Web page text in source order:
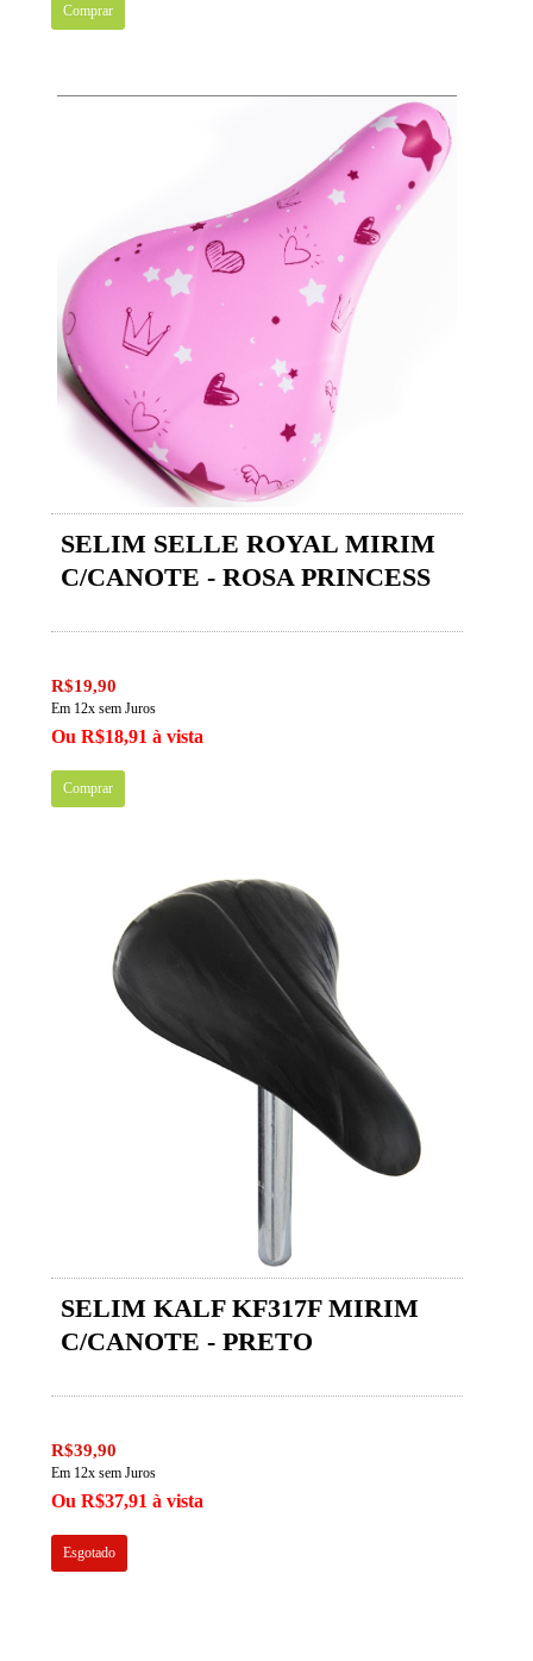
Comprar
SELIM SELLE ROYAL MIRIM
C/CANOTE - ROSA PRINCESS
R$19,90
Em 12x sem Juros
Ou R$18,91 à vista
Comprar
SELIM KALF KF317F MIRIM
C/CANOTE - PRETO
R$39,90
Em 12x sem Juros
Ou R$37,91 à vista
Esgotado